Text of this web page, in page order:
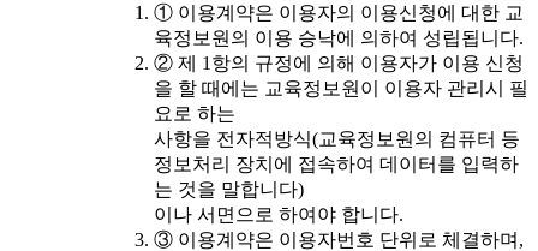
① 이용계약은 이용자의 이용신청에 대한 교
육정보원의 이용 승낙에 의하여 성립됩니다.
② 제 1항의 규정에 의해 이용자가 이용 신청
을 할 때에는 교육정보원이 이용자 관리시 필
요로 하는
사항을 전자적방식(교육정보원의 컴퓨터 등
정보처리 장치에 접속하여 데이터를 입력하
는 것을 말합니다)
이나 서면으로 하여야 합니다.
③ 이용계약은 이용자번호 단위로 체결하며,